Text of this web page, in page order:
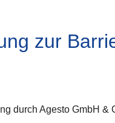
zur
durch Agesto GmbH